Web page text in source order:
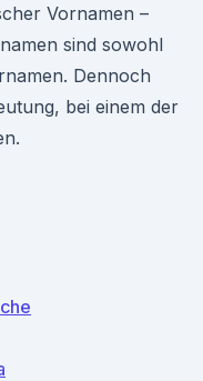
Vornamen –
sind sowohl
Dennoch
bei einem der